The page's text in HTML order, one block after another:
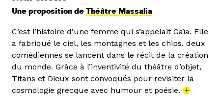
Une proposition de Théâtre Massalia
C’est l’histoire d’une femme qui s’appelait Gaïa. Elle
a fabriqué le ciel, les montagnes et les chips. deux
comédiennes se lancent dans le récit de la création
du monde. Grâce à l’inventivité du théâtre d’objet,
Titans et Dieux sont convoqués pour revisiter la
cosmologie grecque avec humour et poésie. +